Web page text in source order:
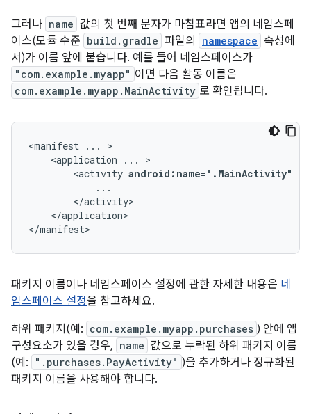
그러나 name 값의 첫 번째 문자가 마침표라면 앱의 네임스페
이스(모듈 수준 build.gradle 파일의 namespace 속성에
서)가 이름 앞에 붙습니다. 예를 들어 네임스페이스가
"com.example.myapp" 이면 다음 활동 이름은
com.example.myapp.MainActivity 로 확인됩니다.
<manifest ...
<application
...
<activity android:name=".MainActivity"
</application>
</manifest>
패키지 이름이나 네임스페이스 설정에 관한 자세한 내용은 네
임스페이스 설정을 참고하세요.
하위 패키지(예: com.example.myapp.purchases ) 안에 앱
구성요소가 있을 경우, name 값으로 누락된 하위 패키지 이름
(예:
".purchases.PayActivity" )을 추가하거나 정규화된
패키지 이름을 사용해야 합니다.